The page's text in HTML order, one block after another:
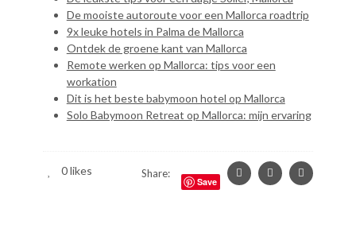
De mooiste autoroute voor een Mallorca roadtrip
9x leuke hotels in Palma de Mallorca
Ontdek de groene kant van Mallorca
Remote werken op Mallorca: tips voor een
workation
Dit is het beste babymoon hotel op Mallorca
Solo Babymoon Retreat op Mallorca: mijn ervaring
0likes Share:
Save